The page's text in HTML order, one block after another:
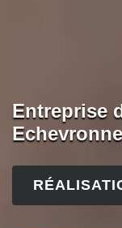
Entreprise